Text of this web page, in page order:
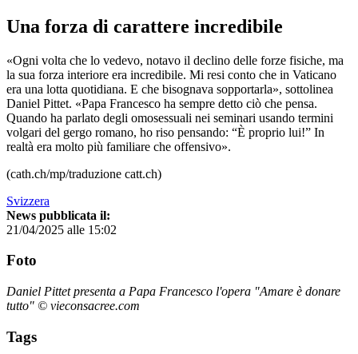
Una forza di carattere incredibile
«Ogni volta che lo vedevo, notavo il declino delle forze fisiche, ma
la sua forza interiore era incredibile. Mi resi conto che in Vaticano
era una lotta quotidiana. E che bisognava sopportarla», sottolinea
Daniel Pittet. «Papa Francesco ha sempre detto ciò che pensa.
Quando ha parlato degli omosessuali nei seminari usando termini
volgari del gergo romano, ho riso pensando: “È proprio lui!” In
realtà era molto più familiare che offensivo».
(cath.ch/mp/traduzione catt.ch)
Svizzera
News pubblicata il:
21/04/2025 alle 15:02
Foto
Daniel Pittet presenta a Papa Francesco l'opera "Amare è donare
tutto" © vieconsacree.com
Tags